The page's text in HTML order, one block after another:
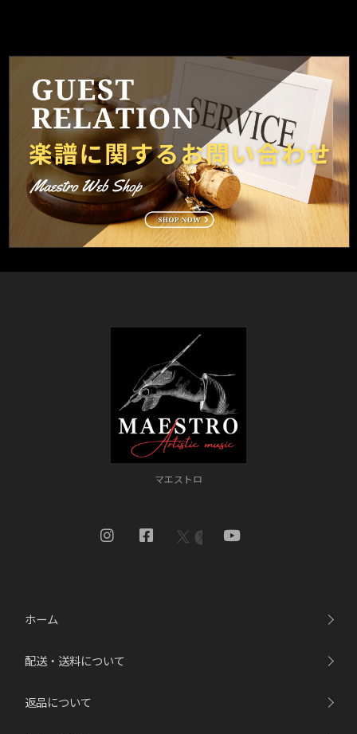
マエストロ
ホーム
配送・送料について
返品について